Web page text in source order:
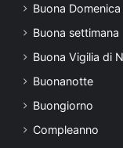
Buona Domenica
Buona settimana
Buona Vigilia di
Buonanotte
Buongiorno
Compleanno